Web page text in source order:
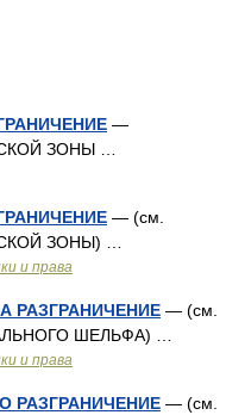
—
ЗОНЫ …
— (см.
ЗОНЫ) …
и права
РАЗГРАНИЧЕНИЕ — (см.
ШЕЛЬФА) …
и права
РАЗГРАНИЧЕНИЕ — (см.